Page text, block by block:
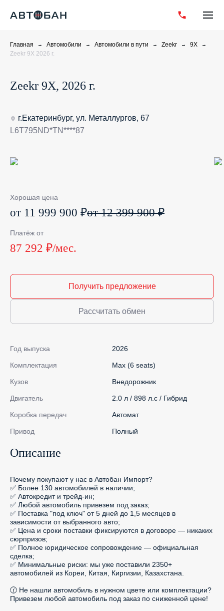
Главная Автомобили Автомобили в пути Zeekr
9X
Zeekr 9X 2026 г.
Zeekr 9X, 2026 г.
г.Екатеринбург, ул. Металлургов, 67
L6T795ND*TN****87
Хорошая цена
от 11 999 900 ₽от 12 399 900 ₽
Платёж от
87 292 ₽/мес.
Получить предложение
Рассчитать обмен
Год выпуска 2026
Комплектация Max (6 seats)
Кузов Внедорожник
Двигатель 2.0 л / 898 л.с / Гибрид
Коробка передач Автомат
Привод Полный
Описание
Почему покупают у нас в Автобан Импорт?
✅ Более 130 автомобилей в наличии;
✅ Автокредит и трейд-ин;
✅ Любой автомобиль привезем под заказ;
✅ Поставка "под ключ" от 5 дней до 1,5 месяцев в
зависимости от выбранного авто;
✅ Цена и сроки поставки фиксируются в договоре — никаких
сюрпризов;
✅ Полное юридическое сопровождение — официальная
сделка;
✅ Минимальные риски: мы уже поставили 2350+
автомобилей из Кореи, Китая, Киргизии, Казахстана.
🕜 Не нашли автомобиль в нужном цвете или комплектации?
Привезем любой автомобиль под заказ по сниженной цене!